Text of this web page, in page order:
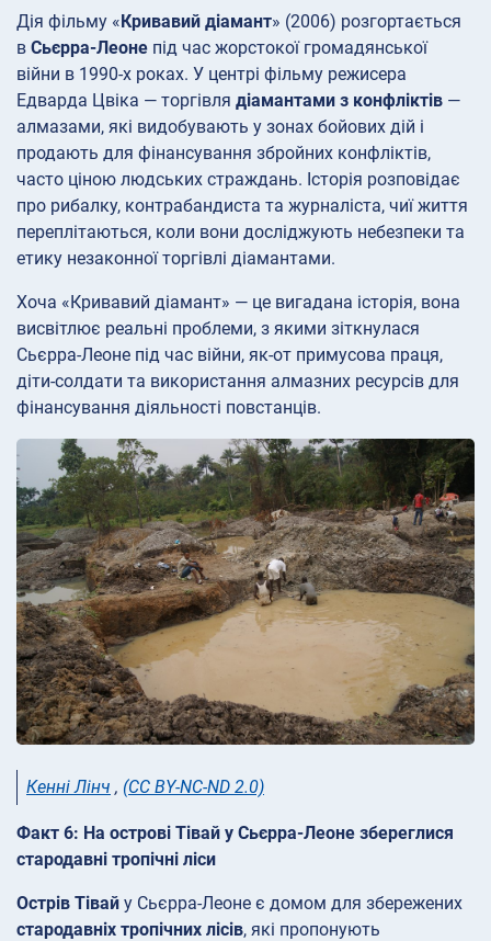
Дія фільму «Кривавий діамант» (2006) розгортається
в Сьєрра-Леоне під час жорстокої громадянської
війни в 1990-х роках. У центрі фільму режисера
Едварда Цвіка — торгівля діамантами з конфліктів —
алмазами, які видобувають у зонах бойових дій і
продають для фінансування збройних конфліктів,
часто ціною людських страждань. Історія розповідає
про рибалку, контрабандиста та журналіста, чиї життя
переплітаються, коли вони досліджують небезпеки та
етику незаконної торгівлі діамантами.
Хоча «Кривавий діамант» — це вигадана історія, вона
висвітлює реальні проблеми, з якими зіткнулася
Сьєрра-Леоне під час війни, як-от примусова праця,
діти-солдати та використання алмазних ресурсів для
фінансування діяльності повстанців.
Кенні Лінч , (CC BY-NC-ND 2.0)
Факт 6: На острові Тівай у Сьєрра-Леоне збереглися
стародавні тропічні ліси
Острів Тівай у Сьєрра-Леоне є домом для збережених
стародавніх тропічних лісів, які пропонують